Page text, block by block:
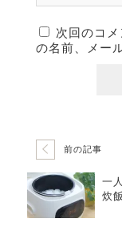
次回のコ
の名前、メー
前の記事
一
炊